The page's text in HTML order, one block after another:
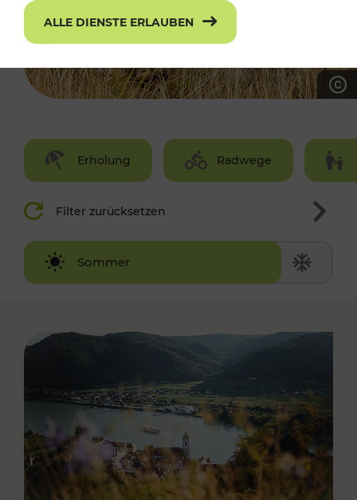
Erholung Radwege
Filter zurücksetzen
Sommer
Winter
ALLE DIENSTE ERLAUBEN